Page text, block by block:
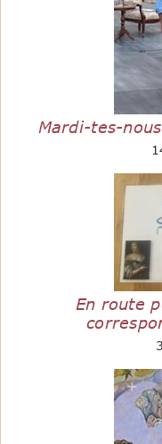
Mardi-tes-
En route